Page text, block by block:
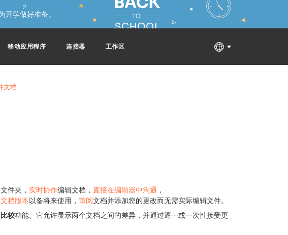
开学做好准备。
移动应用程序 连接器 工作区
文档
件夹， 实时协作编辑文档， 直接在编辑器中沟通 ，
文档版本以备将来使用， 审阅文档并添加您的更改而无需实际编辑文件。
比较功能。它允许显示两个文档之间的差异，并通过逐一或一次性接受更